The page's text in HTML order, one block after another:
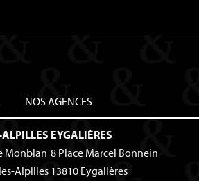
NOS AGENCES
Monblan
Alpilles
EYGALIÈRES
8 Place Marcel Bonnein
13810Eygalières